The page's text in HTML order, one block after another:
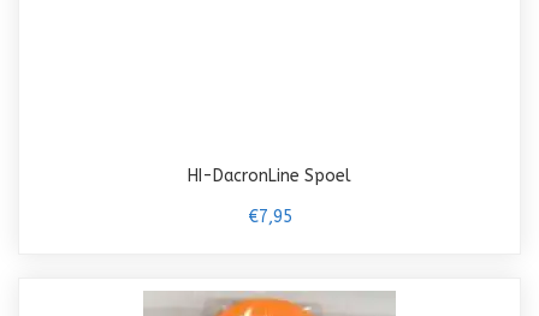
HI-DacronLine Spoel
€7,95